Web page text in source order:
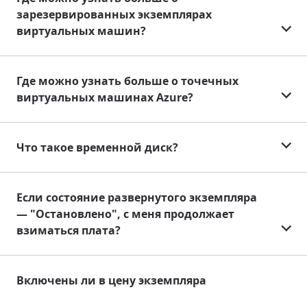
зарезервированных экземплярах
виртуальных машин?
Где можно узнать больше о точечных
виртуальных машинах Azure?
Что такое временной диск?
Если состояние развернутого экземпляра
— "Остановлено", с меня продолжает
взиматься плата?
Включены ли в цену экземпляра